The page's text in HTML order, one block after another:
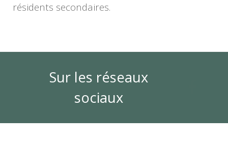
résidents secondaires.
Sur les réseaux
sociaux